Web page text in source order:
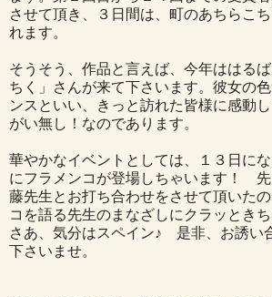
させて頂き、３日間は、町のあちらこ
れます。
そうそう、作品と言えば、今年ははる
ちく」さんが来て下さいます。彼女の
ンスといい、きっと訪れた皆様に感動
がい無し！なのであります。
華やかなイベントとしては、１３日に
にフラメンコが登場しちゃいます！
藤先生とお打ち合わせをさせて頂いた
コを語る先生のまなざしにクラッとき
さあ、気分はスペイン♪ 是非、お誘い
下さいませ。